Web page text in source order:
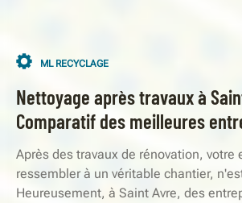
ML RECYCLAGE
Nettoyage après travaux à
Comparatif des meilleures
Après des travaux de rénovation, votre
ressembler à un véritable chantier,
Heureusement, à Saint Avre, des